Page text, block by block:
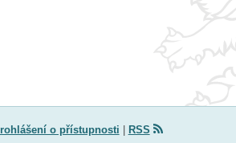
o přístupnosti RSS